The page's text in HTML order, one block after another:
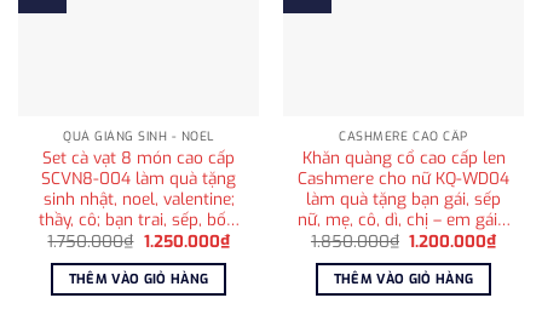
QUÀ GIÁNG SINH - NOEL
Set cà vạt 8 món cao cấp
SCVN8-004 làm quà tặng
sinh nhật, noel, valentine;
thầy, cô; bạn trai, sếp, bố…
1.750.000₫ Giá
là:
1.750.000₫.
1.250.000₫Giá
hiện
1.250.000₫.
THÊM VÀO GIỎ HÀNG
CASHMERE CAO CẤP
Khăn quàng cổ cao cấp len
Cashmere cho nữ KQ-WD04
làm quà tặng bạn gái, sếp
nữ, mẹ, cô, dì, chị – em gái…
1.850.000₫ Giá
là:
1.850.000₫.
1.200.000₫Giá
hiện
THÊM VÀO GIỎ HÀNG